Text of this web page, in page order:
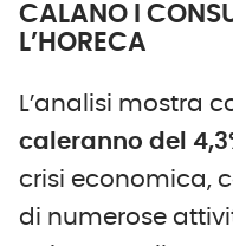
CALANO I
L’HORECA
L’analisi mostra
caleranno del
crisi economica,
di numerose